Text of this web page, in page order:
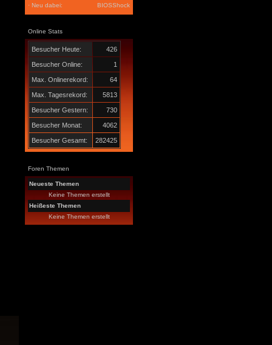
· Neu dabei:
BIOSShock
Online Stats
Besucher Heute: 426
Besucher Online: 1
Max. Onlinerekord: 64
Max. Tagesrekord: 5813
Besucher Gestern: 730
Besucher Monat: 4062
Besucher Gesamt: 282425
Foren Themen
Neueste Themen
Keine Themen erstellt
Heißeste Themen
Keine Themen erstellt